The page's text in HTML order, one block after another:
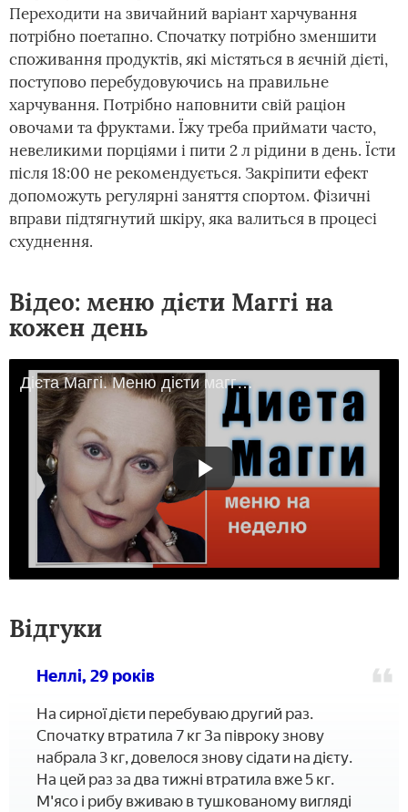
Переходити на звичайний варіант харчування
потрібно поетапно. Спочатку потрібно зменшити
споживання продуктів, які містяться в яєчній дієті,
поступово перебудовуючись на правильне
харчування. Потрібно наповнити свій раціон
овочами та фруктами. Їжу треба приймати часто,
невеликими порціями і пити 2 л рідини в день. Їсти
після 18:00 не рекомендується. Закріпити ефект
допоможуть регулярні заняття спортом. Фізичні
вправи підтягнутий шкіру, яка валиться в процесі
схуднення.
Відео: меню дієти Маггі на
кожен день
Дієта Маггі. Меню дієти маггі на тиждень, таблиця по днях
Відгуки
Неллі, 29 років
На сирної дієти перебуваю другий раз.
Спочатку втратила 7 кг За півроку знову
набрала 3 кг, довелося знову сідати на дієту.
На цей раз за два тижні втратила вже 5 кг.
М'ясо і рибу вживаю в тушкованому вигляді